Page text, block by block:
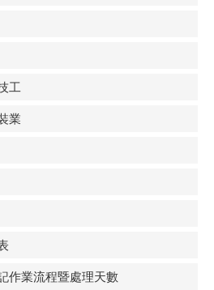
工
業
作業流程暨處理天數